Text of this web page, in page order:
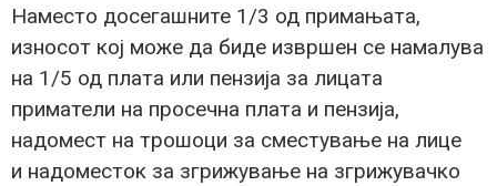
Наместо досегашните 1/3 од примањата,
износот кој може да биде извршен се намалува
на 1/5 од плата или пензија за лицата
приматели на просечна плата и пензија,
надомест на трошоци за сместување на лице
и надоместок за згрижување на згрижувачко